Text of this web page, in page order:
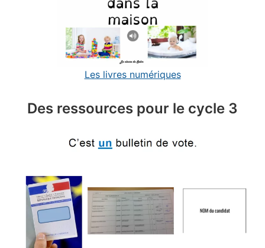
Les livres numériques
Des ressources pour le cycle 3